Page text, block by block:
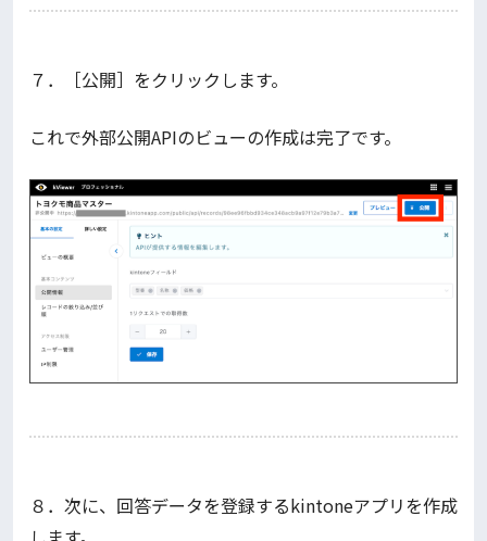
７．［公開］をクリックします。
これで外部公開APIのビューの作成は完了です。
８．次に、回答データを登録するkintoneアプリを作成